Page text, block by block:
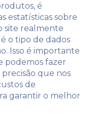
é
estatísticas sobre
site realmente
o tipo de dados
Isso é importante
podemos fazer
que nos
de
garantir o melhor